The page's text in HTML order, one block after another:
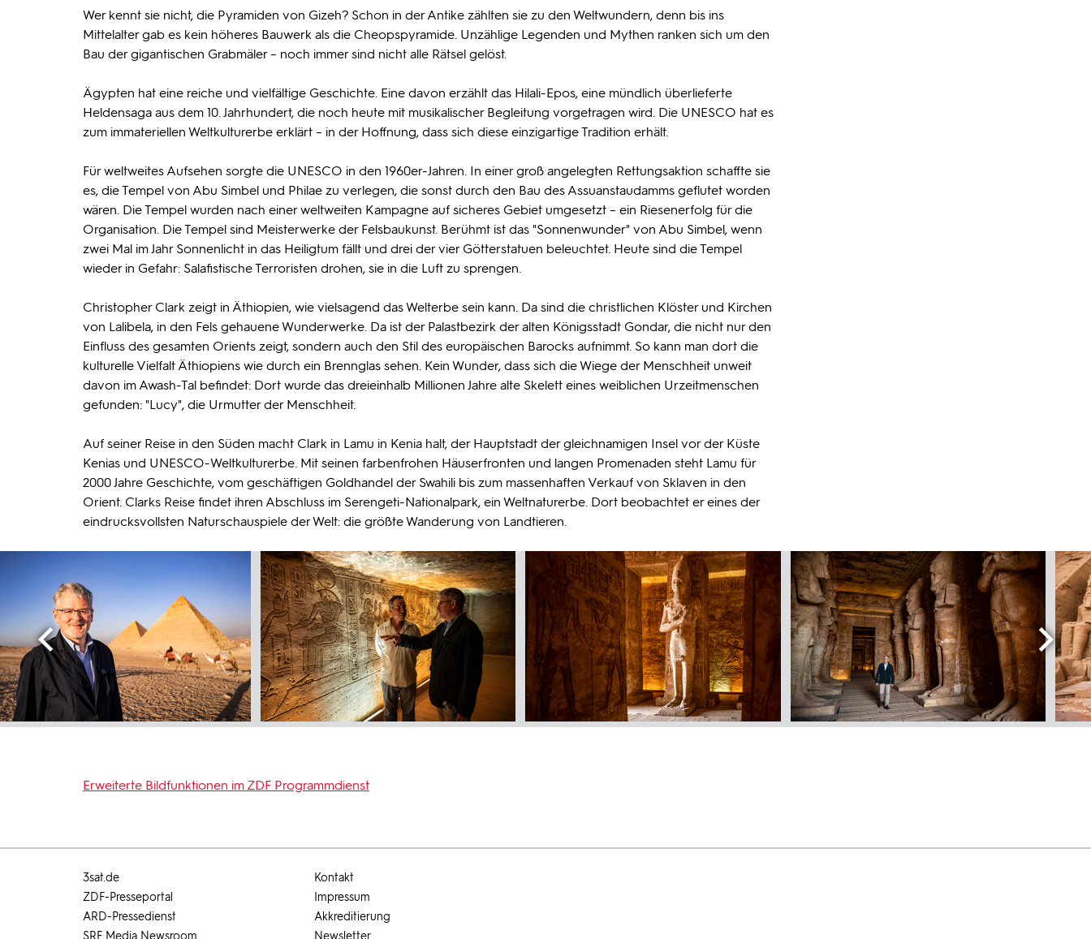
Wer kennt sie nicht, die Pyramiden von Gizeh? Schon in der Antike zählten sie zu den Weltwundern, denn bis ins
Mittelalter gab es kein höheres Bauwerk als die Cheopspyramide. Unzählige Legenden und Mythen ranken sich um den
Bau der gigantischen Grabmäler – noch immer sind nicht alle Rätsel gelöst.
Ägypten hat eine reiche und vielfältige Geschichte. Eine davon erzählt das Hilali-Epos, eine mündlich überlieferte
Heldensaga aus dem 10. Jahrhundert, die noch heute mit musikalischer Begleitung vorgetragen wird. Die UNESCO hat es
zum immateriellen Weltkulturerbe erklärt – in der Hoffnung, dass sich diese einzigartige Tradition erhält.
Für weltweites Aufsehen sorgte die UNESCO in den 1960er-Jahren. In einer groß angelegten Rettungsaktion schaffte sie
es, die Tempel von Abu Simbel und Philae zu verlegen, die sonst durch den Bau des Assuanstaudamms geflutet worden
wären. Die Tempel wurden nach einer weltweiten Kampagne auf sicheres Gebiet umgesetzt – ein Riesenerfolg für die
Organisation. Die Tempel sind Meisterwerke der Felsbaukunst. Berühmt ist das "Sonnenwunder" von Abu Simbel, wenn
zwei Mal im Jahr Sonnenlicht in das Heiligtum fällt und drei der vier Götterstatuen beleuchtet. Heute sind die Tempel
wieder in Gefahr: Salafistische Terroristen drohen, sie in die Luft zu sprengen.
Christopher Clark zeigt in Äthiopien, wie vielsagend das Welterbe sein kann. Da sind die christlichen Klöster und Kirchen
von Lalibela, in den Fels gehauene Wunderwerke. Da ist der Palastbezirk der alten Königsstadt Gondar, die nicht nur den
Einfluss des gesamten Orients zeigt, sondern auch den Stil des europäischen Barocks aufnimmt. So kann man dort die
kulturelle Vielfalt Äthiopiens wie durch ein Brennglas sehen. Kein Wunder, dass sich die Wiege der Menschheit unweit
davon im Awash-Tal befindet: Dort wurde das dreieinhalb Millionen Jahre alte Skelett eines weiblichen Urzeitmenschen
gefunden: "Lucy", die Urmutter der Menschheit.
Auf seiner Reise in den Süden macht Clark in Lamu in Kenia halt, der Hauptstadt der gleichnamigen Insel vor der Küste
Kenias und UNESCO-Weltkulturerbe. Mit seinen farbenfrohen Häuserfronten und langen Promenaden steht Lamu für
2000 Jahre Geschichte, vom geschäftigen Goldhandel der Swahili bis zum massenhaften Verkauf von Sklaven in den
Orient. Clarks Reise findet ihren Abschluss im Serengeti-Nationalpark, ein Weltnaturerbe. Dort beobachtet er eines der
eindrucksvollsten Naturschauspiele der Welt: die größte Wanderung von Landtieren.
Erweiterte Bildfunktionen im ZDF Programmdienst
3sat.de
ZDF-Presseportal
ARD-Pressedienst
SRF Media Newsroom
Kontakt
Impressum
Akkreditierung
Newsletter